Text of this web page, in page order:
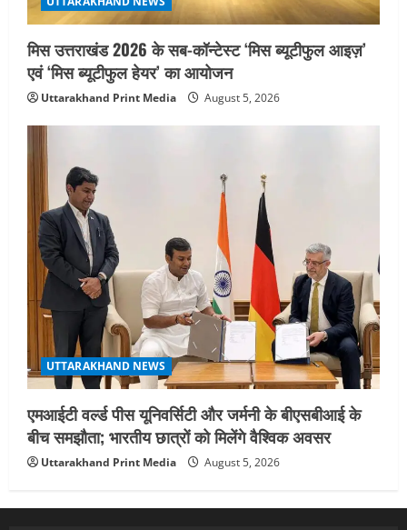
मिस उत्तराखंड 2026 के सब-कॉन्टेस्ट ‘मिस ब्यूटीफुल आइज़’
एवं ‘मिस ब्यूटीफुल हेयर’ का आयोजन
Uttarakhand Print Media August 5, 2026
UTTARAKHAND NEWS
एमआईटी वर्ल्ड पीस यूनिवर्सिटी और जर्मनी के बीएसबीआई के
बीच समझौता; भारतीय छात्रों को मिलेंगे वैश्विक अवसर
Uttarakhand Print Media August 5, 2026